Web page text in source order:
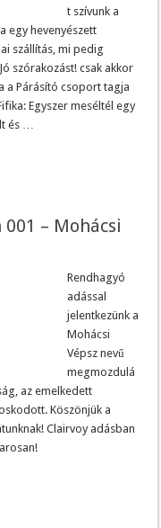
t szívunk a
egy hevenyészett
szállítás, mi pedig
szórakozást! csak akkor
a Párásító csoport tagja
Egyszer meséltél egy
és …
– Mohácsi
Rendhagyó
adással
jelentkezünk a
Mohácsi
Vépsz nevű
megmozdulá
az emelkedett
Köszönjük a
Clairvoy adásban